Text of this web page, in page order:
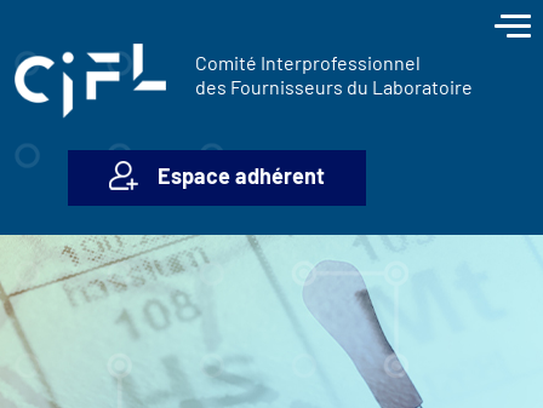
Comité Interprofessionnel
des Fournisseurs du Laboratoire
Espace adhérent